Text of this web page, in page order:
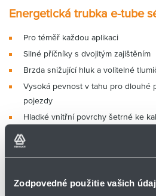
Zodpovedné použitie vašich
Energetická trubka e-tube
Pro téměř každou aplikaci
Silné příčníky s dvojitým zajištěním
Brzda snižující hluk a volitelné
Vysoká pevnost v tahu pro dlouhé
pojezdy
Hladké vnitřní povrchy šetrné ke
Certifikáty a normy: